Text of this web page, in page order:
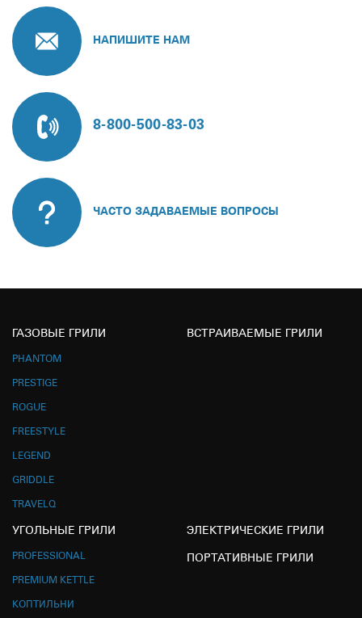
НАПИШИТЕ НАМ
8-800-500-83-03
ЧАСТО ЗАДАВАЕМЫЕ ВОПРОСЫ
ГАЗОВЫЕ ГРИЛИ
PHANTOM
PRESTIGE
ROGUE
FREESTYLE
LEGEND
GRIDDLE
TRAVELQ
ВСТРАИВАЕМЫЕ ГРИЛИ
УГОЛЬНЫЕ ГРИЛИ
PROFESSIONAL
PREMIUM KETTLE
КОПТИЛЬНИ
ЭЛЕКТРИЧЕСКИЕ ГРИЛИ
ПОРТАТИВНЫЕ ГРИЛИ